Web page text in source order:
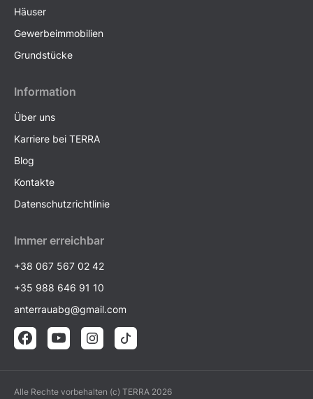
Häuser
Gewerbeimmobilien
Grundstücke
Information
Über uns
Karriere bei TERRA
Blog
Kontakte
Datenschutzrichtlinie
Immer erreichbar
+38 067 567 02 42
+35 988 646 91 10
anterrauabg@gmail.com
Alle Rechte vorbehalten (c) TERRA 2026